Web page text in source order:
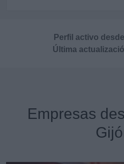
Perfil activo
Última
Empresas